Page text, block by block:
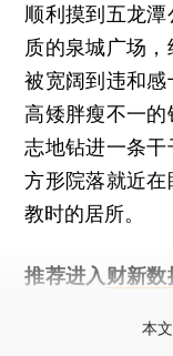
顺利摸到五龙
质的泉城广场
被宽阔到违和
高矮胖瘦不一
志地钻进一条
方形院落就近
教时的居所。
推荐进入 财新数
本